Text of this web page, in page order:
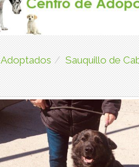
Adoptados Sauquillo de